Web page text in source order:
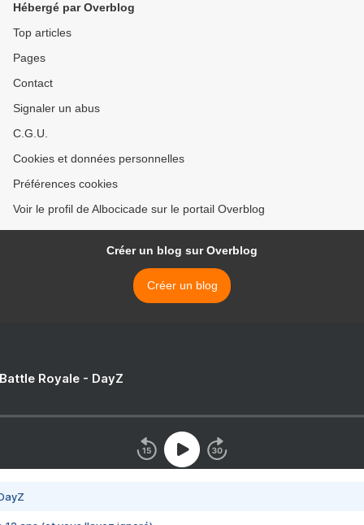
Hébergé par Overblog
Top articles
Pages
Contact
Signaler un abus
C.G.U.
Cookies et données personnelles
Préférences cookies
Voir le profil de Albocicade sur le portail Overblog
Créer un blog sur Overblog
Créer un blog
Royale - DayZ